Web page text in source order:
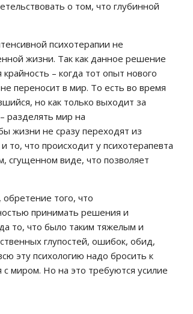
о том, что глубинной
психотерапии не
жизни. Так как данное решение
– когда тот опыт нового
переносит в мир. То есть во время
но как только выходит за
разделять мир на
жизни не сразу переходят из
то, что происходит у психотерапевта
сгущенном виде, что позволяет
того, что
принимать решения и
то, что было таким тяжелым и
глупостей, ошибок, обид,
эту психологию надо бросить к
миром. Но на это требуются усилие